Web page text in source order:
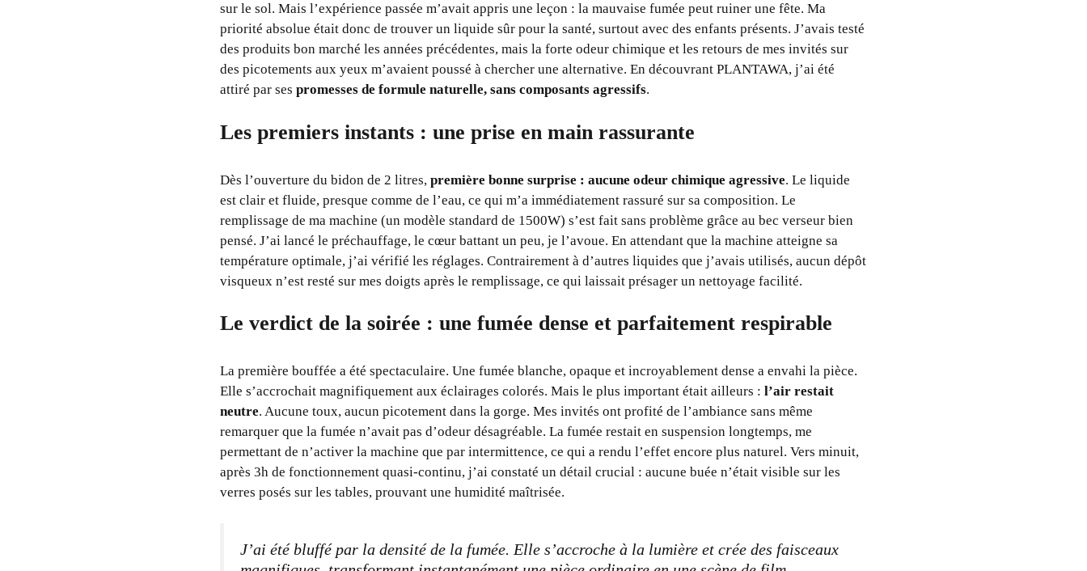
sur le sol. Mais l’expérience passée m’avait appris une leçon : la mauvaise fumée peut ruiner une fête. Ma
priorité absolue était donc de trouver un liquide sûr pour la santé, surtout avec des enfants présents. J’avais testé
des produits bon marché les années précédentes, mais la forte odeur chimique et les retours de mes invités sur
des picotements aux yeux m’avaient poussé à chercher une alternative. En découvrant PLANTAWA, j’ai été
attiré par ses promesses de formule naturelle, sans composants agressifs.
Les premiers instants : une prise en main rassurante
Dès l’ouverture du bidon de 2 litres, première bonne surprise : aucune odeur chimique agressive. Le liquide
est clair et fluide, presque comme de l’eau, ce qui m’a immédiatement rassuré sur sa composition. Le
remplissage de ma machine (un modèle standard de 1500W) s’est fait sans problème grâce au bec verseur bien
pensé. J’ai lancé le préchauffage, le cœur battant un peu, je l’avoue. En attendant que la machine atteigne sa
température optimale, j’ai vérifié les réglages. Contrairement à d’autres liquides que j’avais utilisés, aucun dépôt
visqueux n’est resté sur mes doigts après le remplissage, ce qui laissait présager un nettoyage facilité.
Le verdict de la soirée : une fumée dense et parfaitement respirable
La première bouffée a été spectaculaire. Une fumée blanche, opaque et incroyablement dense a envahi la pièce.
Elle s’accrochait magnifiquement aux éclairages colorés. Mais le plus important était ailleurs : l’air restait
neutre. Aucune toux, aucun picotement dans la gorge. Mes invités ont profité de l’ambiance sans même
remarquer que la fumée n’avait pas d’odeur désagréable. La fumée restait en suspension longtemps, me
permettant de n’activer la machine que par intermittence, ce qui a rendu l’effet encore plus naturel. Vers minuit,
après 3h de fonctionnement quasi-continu, j’ai constaté un détail crucial : aucune buée n’était visible sur les
verres posés sur les tables, prouvant une humidité maîtrisée.
J’ai été bluffé par la densité de la fumée. Elle s’accroche à la lumière et crée des faisceaux